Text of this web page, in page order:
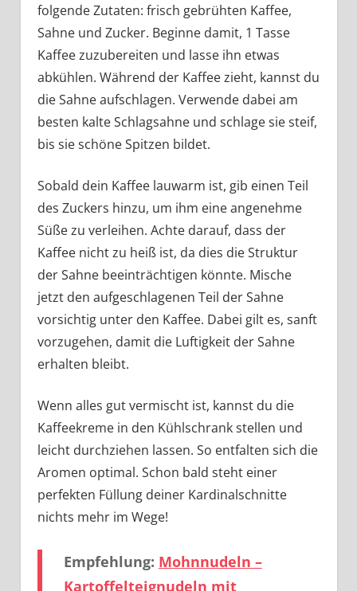
folgende Zutaten: frisch gebrühten Kaffee,
Sahne und Zucker. Beginne damit, 1 Tasse
Kaffee zuzubereiten und lasse ihn etwas
abkühlen. Während der Kaffee zieht, kannst du
die Sahne aufschlagen. Verwende dabei am
besten kalte Schlagsahne und schlage sie steif,
bis sie schöne Spitzen bildet.
Sobald dein Kaffee lauwarm ist, gib einen Teil
des Zuckers hinzu, um ihm eine angenehme
Süße zu verleihen. Achte darauf, dass der
Kaffee nicht zu heiß ist, da dies die Struktur
der Sahne beeinträchtigen könnte. Mische
jetzt den aufgeschlagenen Teil der Sahne
vorsichtig unter den Kaffee. Dabei gilt es, sanft
vorzugehen, damit die Luftigkeit der Sahne
erhalten bleibt.
Wenn alles gut vermischt ist, kannst du die
Kaffeekreme in den Kühlschrank stellen und
leicht durchziehen lassen. So entfalten sich die
Aromen optimal. Schon bald steht einer
perfekten Füllung deiner Kardinalschnitte
nichts mehr im Wege!
Empfehlung: Mohnnudeln –
Kartoffelteignudeln mit